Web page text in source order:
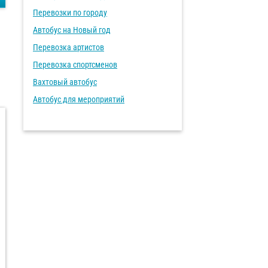
Перевозки по городу
Автобус на Новый год
Перевозка артистов
Перевозка спортсменов
Вахтовый автобус
Автобус для мероприятий